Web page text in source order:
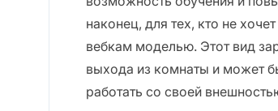
наконец, для тех, кто не
вебкам моделью. Этот вид
выхода из комнаты и может
работать со своей